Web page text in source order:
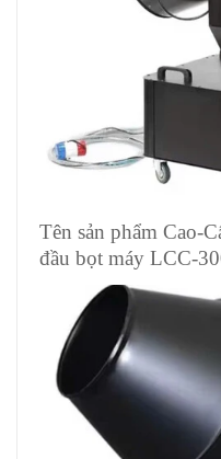
Tên sản phẩm Cao-
đầu bọt máy LCC-